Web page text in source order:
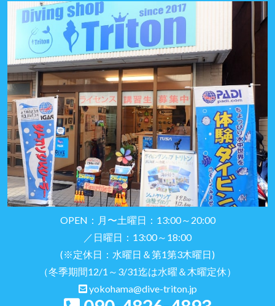
OPEN：月〜土曜日：13:00～20:00
／日曜日：13:00～18:00
(※定休日：水曜日＆第1第3木曜日)
（冬季期間12/1～3/31迄は水曜＆木曜定休）
yokohama@dive-triton.jp